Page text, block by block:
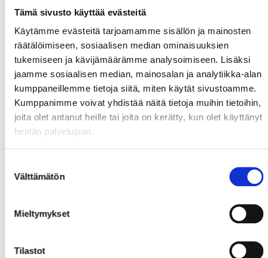
Tämä sivusto käyttää evästeitä
Käytämme evästeitä tarjoamamme sisällön ja mainosten
räätälöimiseen, sosiaalisen median ominaisuuksien
tukemiseen ja kävijämäärämme analysoimiseen. Lisäksi
jaamme sosiaalisen median, mainosalan ja analytiikka-alan
kumppaneillemme tietoja siitä, miten käytät sivustoamme.
Kumppanimme voivat yhdistää näitä tietoja muihin tietoihin,
joita olet antanut heille tai joita on kerätty, kun olet käyttänyt
heidän palvelujaan.
valinta
Välttämätön
Mieltymykset
Tilastot